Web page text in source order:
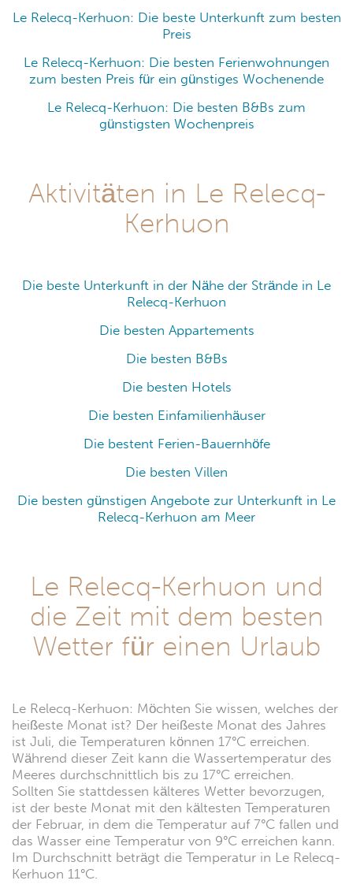
Le Relecq-Kerhuon: Die beste Unterkunft zum besten
Preis
Le Relecq-Kerhuon: Die besten Ferienwohnungen
zum besten Preis für ein günstiges Wochenende
Le Relecq-Kerhuon: Die besten B&Bs zum
günstigsten Wochenpreis
Aktivitäten in Le Relecq-
Kerhuon
Die beste Unterkunft in der Nähe der Strände in Le
Relecq-Kerhuon
Die besten Appartements
Die besten B&Bs
Die besten Hotels
Die besten Einfamilienhäuser
Die bestent Ferien-Bauernhöfe
Die besten Villen
Die besten günstigen Angebote zur Unterkunft in Le
Relecq-Kerhuon am Meer
Le Relecq-Kerhuon und
die Zeit mit dem besten
Wetter für einen Urlaub
Le Relecq-Kerhuon: Möchten Sie wissen, welches der
heißeste Monat ist? Der heißeste Monat des Jahres
ist Juli, die Temperaturen können 17°C erreichen.
Während dieser Zeit kann die Wassertemperatur des
Meeres durchschnittlich bis zu 17°C erreichen.
Sollten Sie stattdessen kälteres Wetter bevorzugen,
ist der beste Monat mit den kältesten Temperaturen
der Februar, in dem die Temperatur auf 7°C fallen und
das Wasser eine Temperatur von 9°C erreichen kann.
Im Durchschnitt beträgt die Temperatur in Le Relecq-
Kerhuon 11°C.